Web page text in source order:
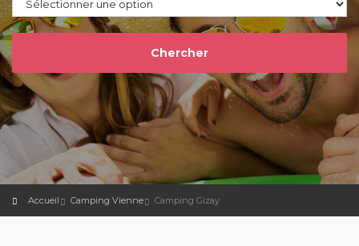
Accueil Camping Vienne Camping Gizay